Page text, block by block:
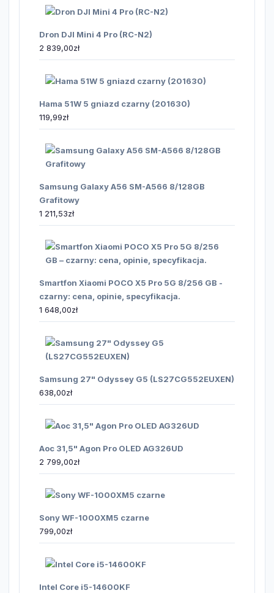
Dron DJI Mini 4 Pro (RC-N2)
2 839,00zł
Hama 51W 5 gniazd czarny (201630)
119,99zł
Samsung Galaxy A56 SM-A566 8/128GB
Grafitowy
1 211,53zł
Smartfon Xiaomi POCO X5 Pro 5G 8/256 GB -
czarny: cena, opinie, specyfikacja.
1 648,00zł
Samsung 27" Odyssey G5 (LS27CG552EUXEN)
638,00zł
Aoc 31,5" Agon Pro OLED AG326UD
2 799,00zł
Sony WF-1000XM5 czarne
799,00zł
Intel Core i5-14600KF